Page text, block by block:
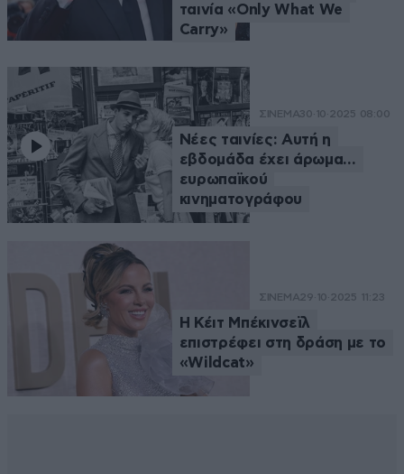
ταινία «Only What We
Carry»
ΣΙΝΕΜΑ30·10·2025 08:00
Νέες ταινίες: Αυτή η
εβδομάδα έχει άρωμα…
ευρωπαϊκού
κινηματογράφου
ΣΙΝΕΜΑ29·10·2025 11:23
Η Κέιτ Μπέκινσεϊλ
επιστρέφει στη δράση με το
«Wildcat»